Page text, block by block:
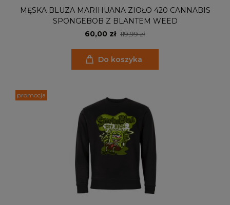
MĘSKA BLUZA MARIHUANA ZIOŁO 420 CANNABIS
SPONGEBOB Z BLANTEM WEED
60,00 zł 119,99 zł
Do koszyka
promocja